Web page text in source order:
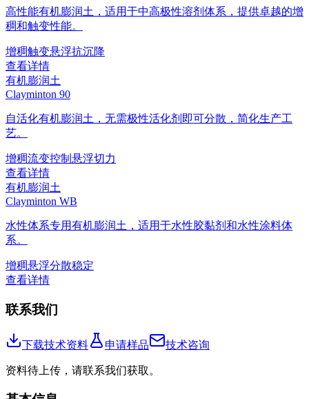
高性能有机膨润土，适用于中高极性溶剂体系，提供卓越的增
稠和触变性能。
增稠触变悬浮抗沉降
查看详情
有机膨润土
Clayminton 90
自活化有机膨润土，无需极性活化剂即可分散，简化生产工
艺。
增稠流变控制 悬浮切力
查看详情
有机膨润土
Clayminton WB
水性体系专用有机膨润土，适用于水性胶黏剂和水性涂料体
系。
增稠悬浮分散稳定
查看详情
联系我们
下载技术资料 申请样品 技术咨询
资料待上传，请联系我们获取。